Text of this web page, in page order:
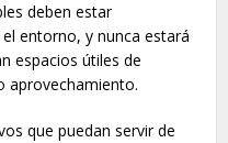
deben estar
entorno, y nunca estará
espacios útiles de
aprovechamiento.
que puedan servir de